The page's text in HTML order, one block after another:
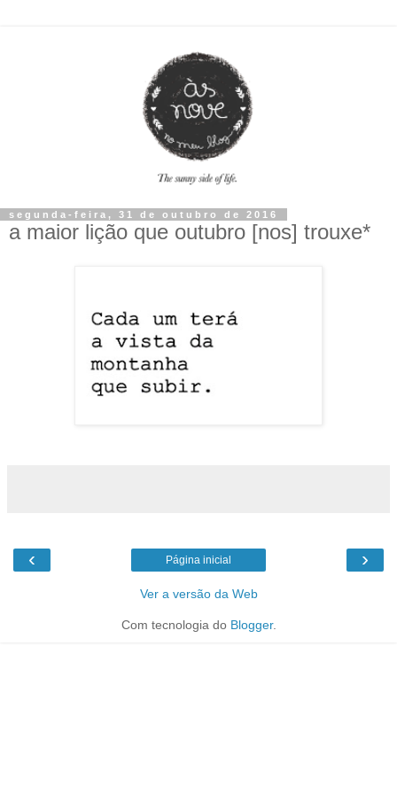
segunda-feira, 31 de outubro de 2016
a maior lição que outubro [nos] trouxe*
‹ ›
Página inicial
Ver a versão da Web
Com tecnologia do Blogger.